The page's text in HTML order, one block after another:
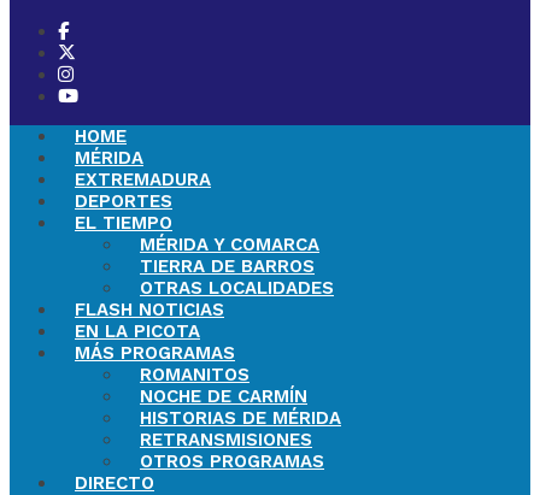
HOME
MÉRIDA
EXTREMADURA
DEPORTES
EL TIEMPO
MÉRIDA Y COMARCA
TIERRA DE BARROS
OTRAS LOCALIDADES
FLASH NOTICIAS
EN LA PICOTA
MÁS PROGRAMAS
ROMANITOS
NOCHE DE CARMÍN
HISTORIAS DE MÉRIDA
RETRANSMISIONES
OTROS PROGRAMAS
DIRECTO